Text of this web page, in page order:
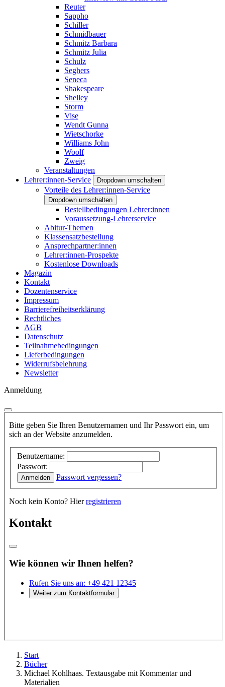
Reuter
Sappho
Schiller
Schmidbauer
Schmitz Barbara
Schmitz Julia
Schulz
Seghers
Seneca
Shakespeare
Shelley
Storm
Vise
Wendt Gunna
Wietschorke
Williams John
Woolf
Zweig
Veranstaltungen
Lehrer:innen-Service
Dropdown umschalten
Vorteile des Lehrer:innen-Service
Dropdown umschalten
Bestellbedingungen Lehrer:innen
Voraussetzung-Lehrerservice
Abitur-Themen
Klassensatzbestellung
Ansprechpartner:innen
Lehrer:innen-Prospekte
Kostenlose Downloads
Magazin
Kontakt
Dozentenservice
Impressum
Barrierefreiheitserklärung
Rechtliches
AGB
Datenschutz
Teilnahmebedingungen
Lieferbedingungen
Widerrufsbelehrung
Newsletter
Anmeldung
Start
Bücher
Michael Kohlhaas. Textausgabe mit Kommentar und
Materialien